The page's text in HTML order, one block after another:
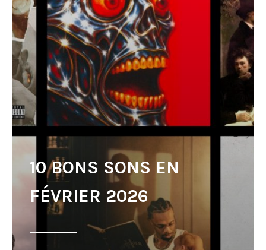
10 BONS SONS EN
FÉVRIER 2026